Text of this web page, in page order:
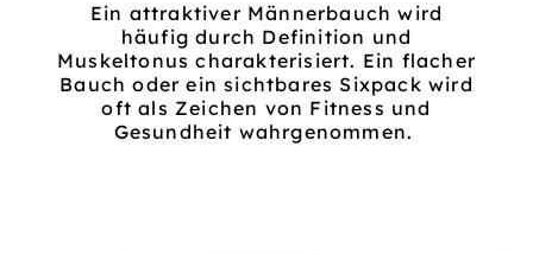
Ein attraktiver Männerbauch wird
häufig durch Definition und
Muskeltonus charakterisiert. Ein flacher
Bauch oder ein sichtbares Sixpack wird
oft als Zeichen von Fitness und
Gesundheit wahrgenommen.